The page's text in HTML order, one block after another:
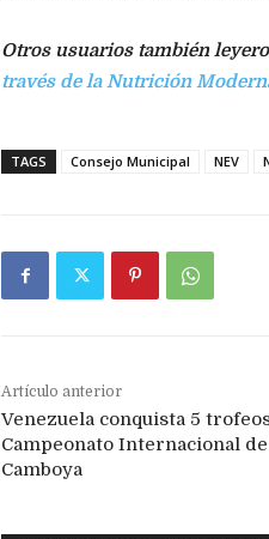
Otros usuarios también
través de la Nutrición
TAGS Consejo Municipal NEV
Artículo anterior
Venezuela conquista 5
Campeonato Internacional
Camboya